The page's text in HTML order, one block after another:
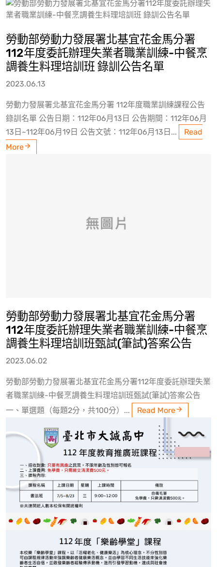
勞動部勞動力發展署北基宜花金馬分署
112年度委託辦理失業者職業訓練-中餐烹
調養生料理培訓班 錄訓公告名單
2023.06.13
勞動力發展署北基宜花金馬分署 112年度職業訓練課程公告
錄訓名單 公告日期：112年06月13日 公告期間：112年06月
13日~112年06月19日 公告文號：112年06月13日...
Read
More
勞動部勞動力發展署北基宜花金馬分署
112年度委託辦理失業者職業訓練-中餐烹
調養生料理培訓班甄試(筆試)答案公告
2023.06.02
勞動部勞動力發展署北基宜花金馬分署112年度委託辦理失業
者職業訓練-中餐烹調養生料理培訓班甄試(筆試)答案公告
一、單選題（每題2分，共100分）...
Read More